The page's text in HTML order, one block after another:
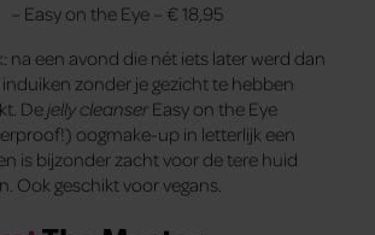
– Easy on the Eye – € 18,95
na een avond die nét iets later werd dan
zonder je gezicht te hebben
Dejelly cleanser Easy on the Eye
oogmake-up in letterlijk een
is bijzonder zacht voor de tere huid
Ook geschikt voor vegans.